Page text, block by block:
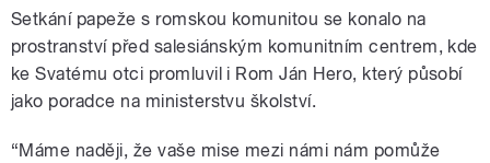
Setkání papeže s romskou komunitou se konalo na
prostranství před salesiánským komunitním centrem, kde
ke Svatému otci promluvil i Rom Ján Hero, který působí
jako poradce na ministerstvu školství.
“Máme naději, že vaše mise mezi námi nám pomůže